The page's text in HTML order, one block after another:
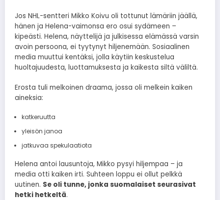
Jos NHL-sentteri Mikko Koivu oli tottunut lämäriin jäällä,
hänen ja Helena-vaimonsa ero osui sydämeen –
kipeästi. Helena, näyttelijä ja julkisessa elämässä varsin
avoin persoona, ei tyytynyt hiljenemään. Sosiaalinen
media muuttui kentäksi, jolla käytiin keskustelua
huoltajuudesta, luottamuksesta ja kaikesta siltä väliltä.
Erosta tuli melkoinen draama, jossa oli melkein kaiken
aineksia:
katkeruutta
yleisön janoa
jatkuvaa spekulaatiota
Helena antoi lausuntoja, Mikko pysyi hiljempaa – ja
media otti kaiken irti. Suhteen loppu ei ollut pelkkä
uutinen. Se oli tunne, jonka suomalaiset seurasivat
hetki hetkeltä.